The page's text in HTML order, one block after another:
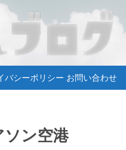
バシーポリシー お問い合わせ
ソン空港